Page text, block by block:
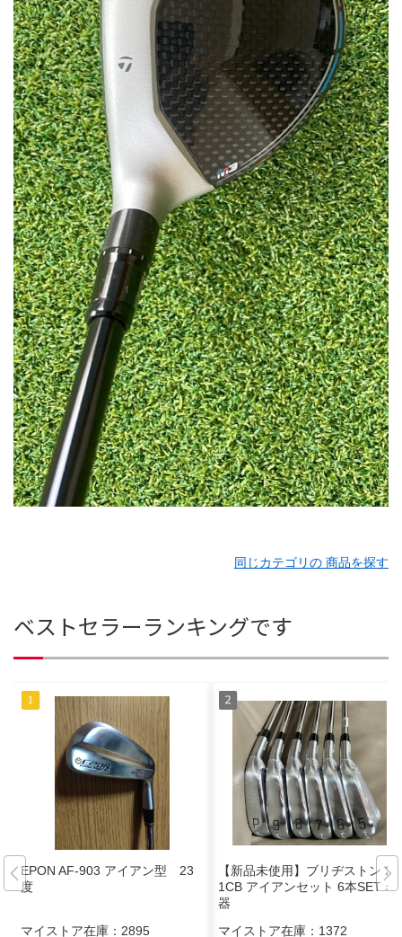
同じカテゴリの 商品を探す
ベストセラーランキングです
EPON AF-903 アイアン型 23
度
マイストア在庫： 2895
【新品未使用】ブリヂストン 24
1CB アイアンセット 6本SET 名
器
マイストア在庫： 1372